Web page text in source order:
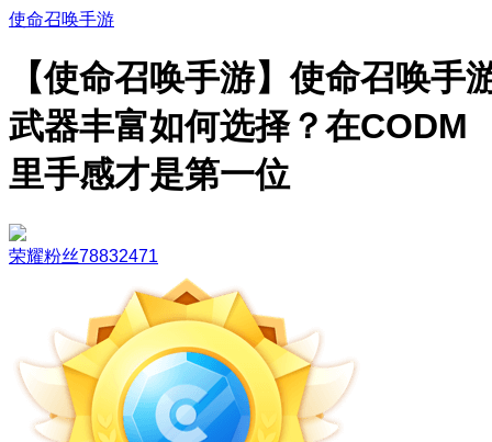
使命召唤手游
【使命召唤手游】使命召唤手
武器丰富如何选择？在CODM
里手感才是第一位
荣耀粉丝78832471